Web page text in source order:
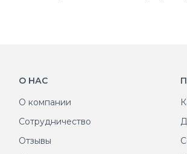
О НАС
О компании
Сотрудничество
Отзывы